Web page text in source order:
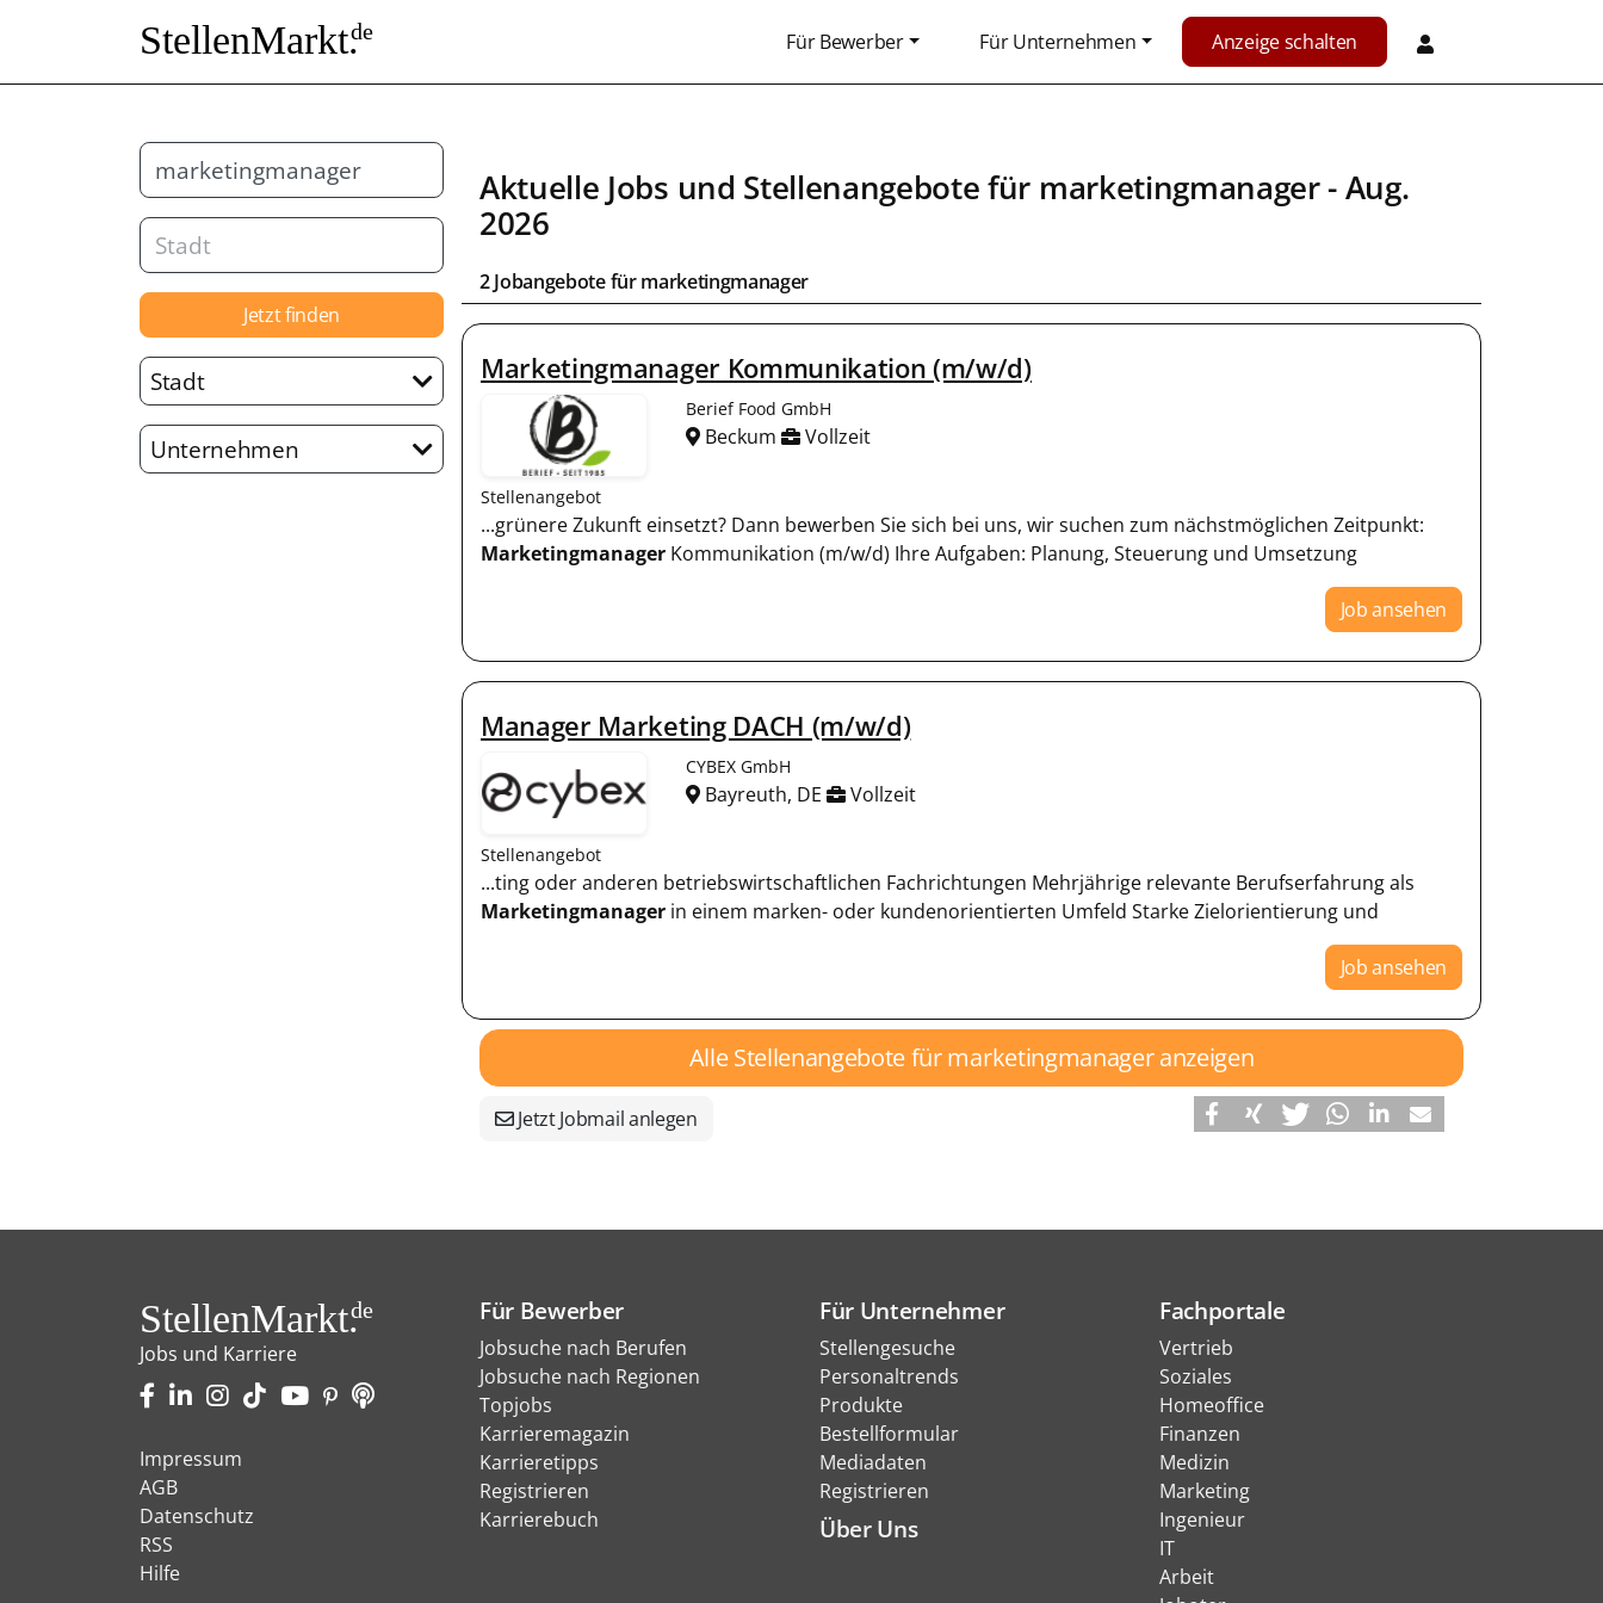
StellenMarkt.de Für Bewerber Für Unternehmen Anzeige schalten
Jetzt finden
Stadt
Unternehmen
Aktuelle Jobs und Stellenangebote für marketingmanager - Aug.
2026
2 Jobangebote für marketingmanager
Marketingmanager Kommunikation (m/w/d)
Berief Food GmbH
Beckum Vollzeit
Stellenangebot
...grünere Zukunft einsetzt? Dann bewerben Sie sich bei uns, wir suchen zum nächstmöglichen Zeitpunkt:
Marketingmanager Kommunikation (m/w/d) Ihre Aufgaben: Planung, Steuerung und Umsetzung
Job ansehen
Manager Marketing DACH (m/w/d)
CYBEX GmbH
Bayreuth, DE Vollzeit
Stellenangebot
...ting oder anderen betriebswirtschaftlichen Fachrichtungen Mehrjährige relevante Berufserfahrung als
Marketingmanager in einem marken- oder kundenorientierten Umfeld Starke Zielorientierung und
Job ansehen
Alle Stellenangebote für marketingmanager anzeigen
Jetzt Jobmail anlegen
StellenMarkt.de
Jobs und Karriere
Impressum
AGB
Datenschutz
RSS
Hilfe
Für Bewerber
Jobsuche nach Berufen
Jobsuche nach Regionen
Topjobs
Karrieremagazin
Karrieretipps
Registrieren
Karrierebuch
Für Unternehmer
Stellengesuche
Personaltrends
Produkte
Bestellformular
Mediadaten
Registrieren
Über Uns
Fachportale
Vertrieb
Soziales
Homeoffice
Finanzen
Medizin
Marketing
Ingenieur
IT
Arbeit